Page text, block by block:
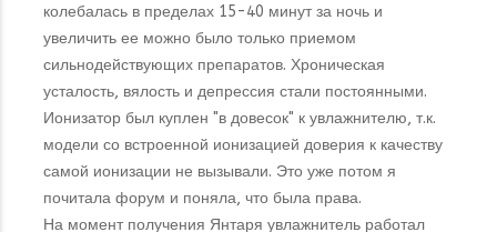
колебалась в пределах 15-40 минут за ночь и
увеличить ее можно было только приемом
сильнодействующих препаратов. Хроническая
усталость, вялость и депрессия стали постоянными.
Ионизатор был куплен "в довесок" к увлажнителю, т.к.
модели со встроенной ионизацией доверия к качеству
самой ионизации не вызывали. Это уже потом я
почитала форум и поняла, что была права.
На момент получения Янтаря увлажнитель работал